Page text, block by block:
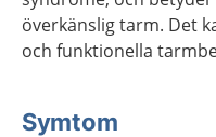
överkänslig tarm. Det
och funktionella
Symtom